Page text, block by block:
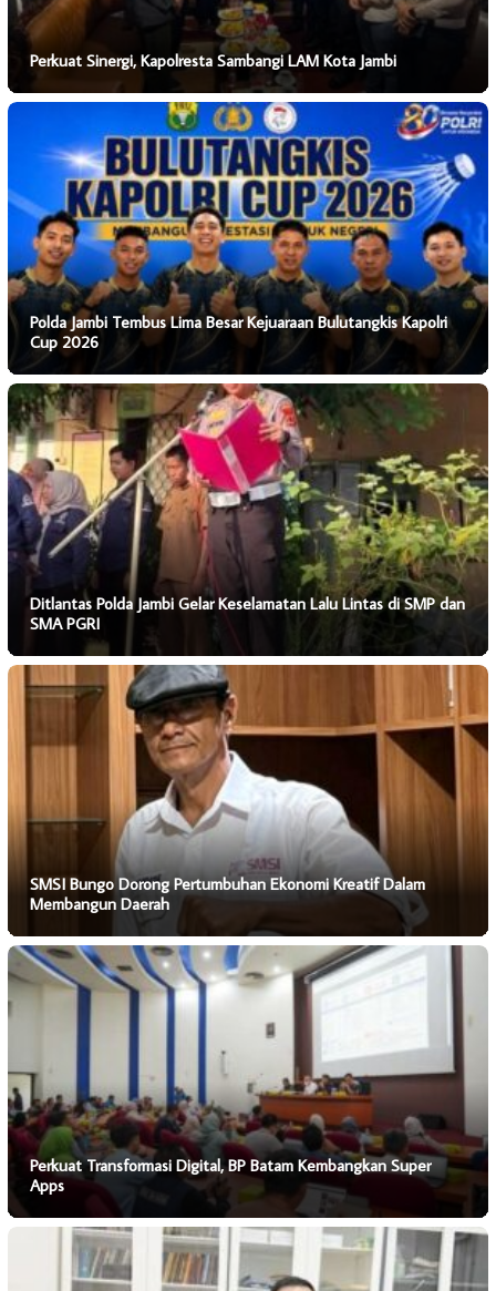
Perkuat Sinergi, Kapolresta Sambangi LAM Kota Jambi
Polda Jambi Tembus Lima Besar Kejuaraan Bulutangkis Kapolri
Cup 2026
Ditlantas Polda Jambi Gelar Keselamatan Lalu Lintas di SMP dan
SMA PGRI
SMSI Bungo Dorong Pertumbuhan Ekonomi Kreatif Dalam
Membangun Daerah
Perkuat Transformasi Digital, BP Batam Kembangkan Super
Apps